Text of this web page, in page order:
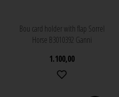
Bou card holder with flap Sorrel
Horse B3010392 Ganni
1.100,00